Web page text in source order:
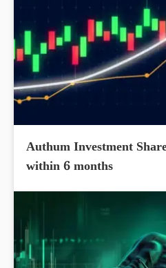
Authum Investment
within 6 months